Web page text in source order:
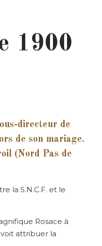
1900
directeur de
de son mariage.
(Nord Pas de
la S.N.C.F. et le
Rosace à
voit attribuer la